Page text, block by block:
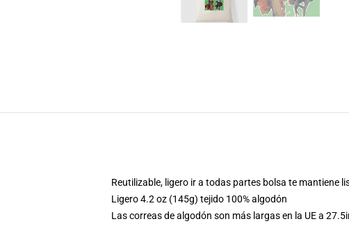
Reutilizable, ligero ir a todas partes bolsa te mantiene
Ligero 4.2 oz (145g) tejido 100% algodón
Las correas de algodón son más largas en la UE a